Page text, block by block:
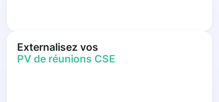
Externalisez vos
PV de réunions CSE